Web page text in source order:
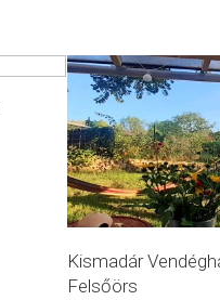
Kismadár
Felsőörs